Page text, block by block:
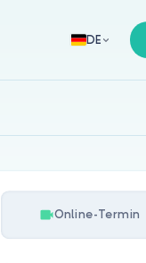
DE
Online-Termin